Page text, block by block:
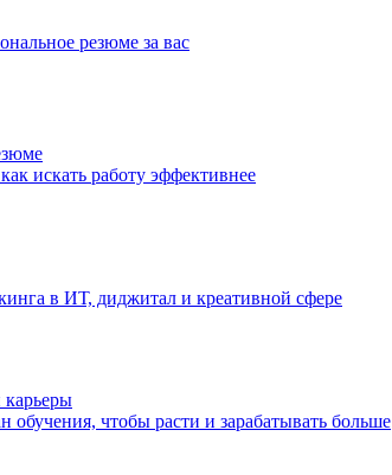
резюме за вас
искать работу эффективнее
в ИТ, диджитал и креативной сфере
карьеры
обучения, чтобы расти и зарабатывать больше